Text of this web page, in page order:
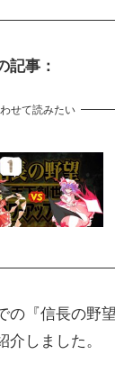
記事：
せて読みたい
の『信長の野
介しました。